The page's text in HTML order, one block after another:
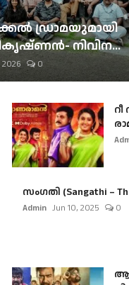
ഡ്രാമയുമായി
നിവിന...
2026 0
സംഗതി (Sangathi –
Admin Jun 10, 2025 0